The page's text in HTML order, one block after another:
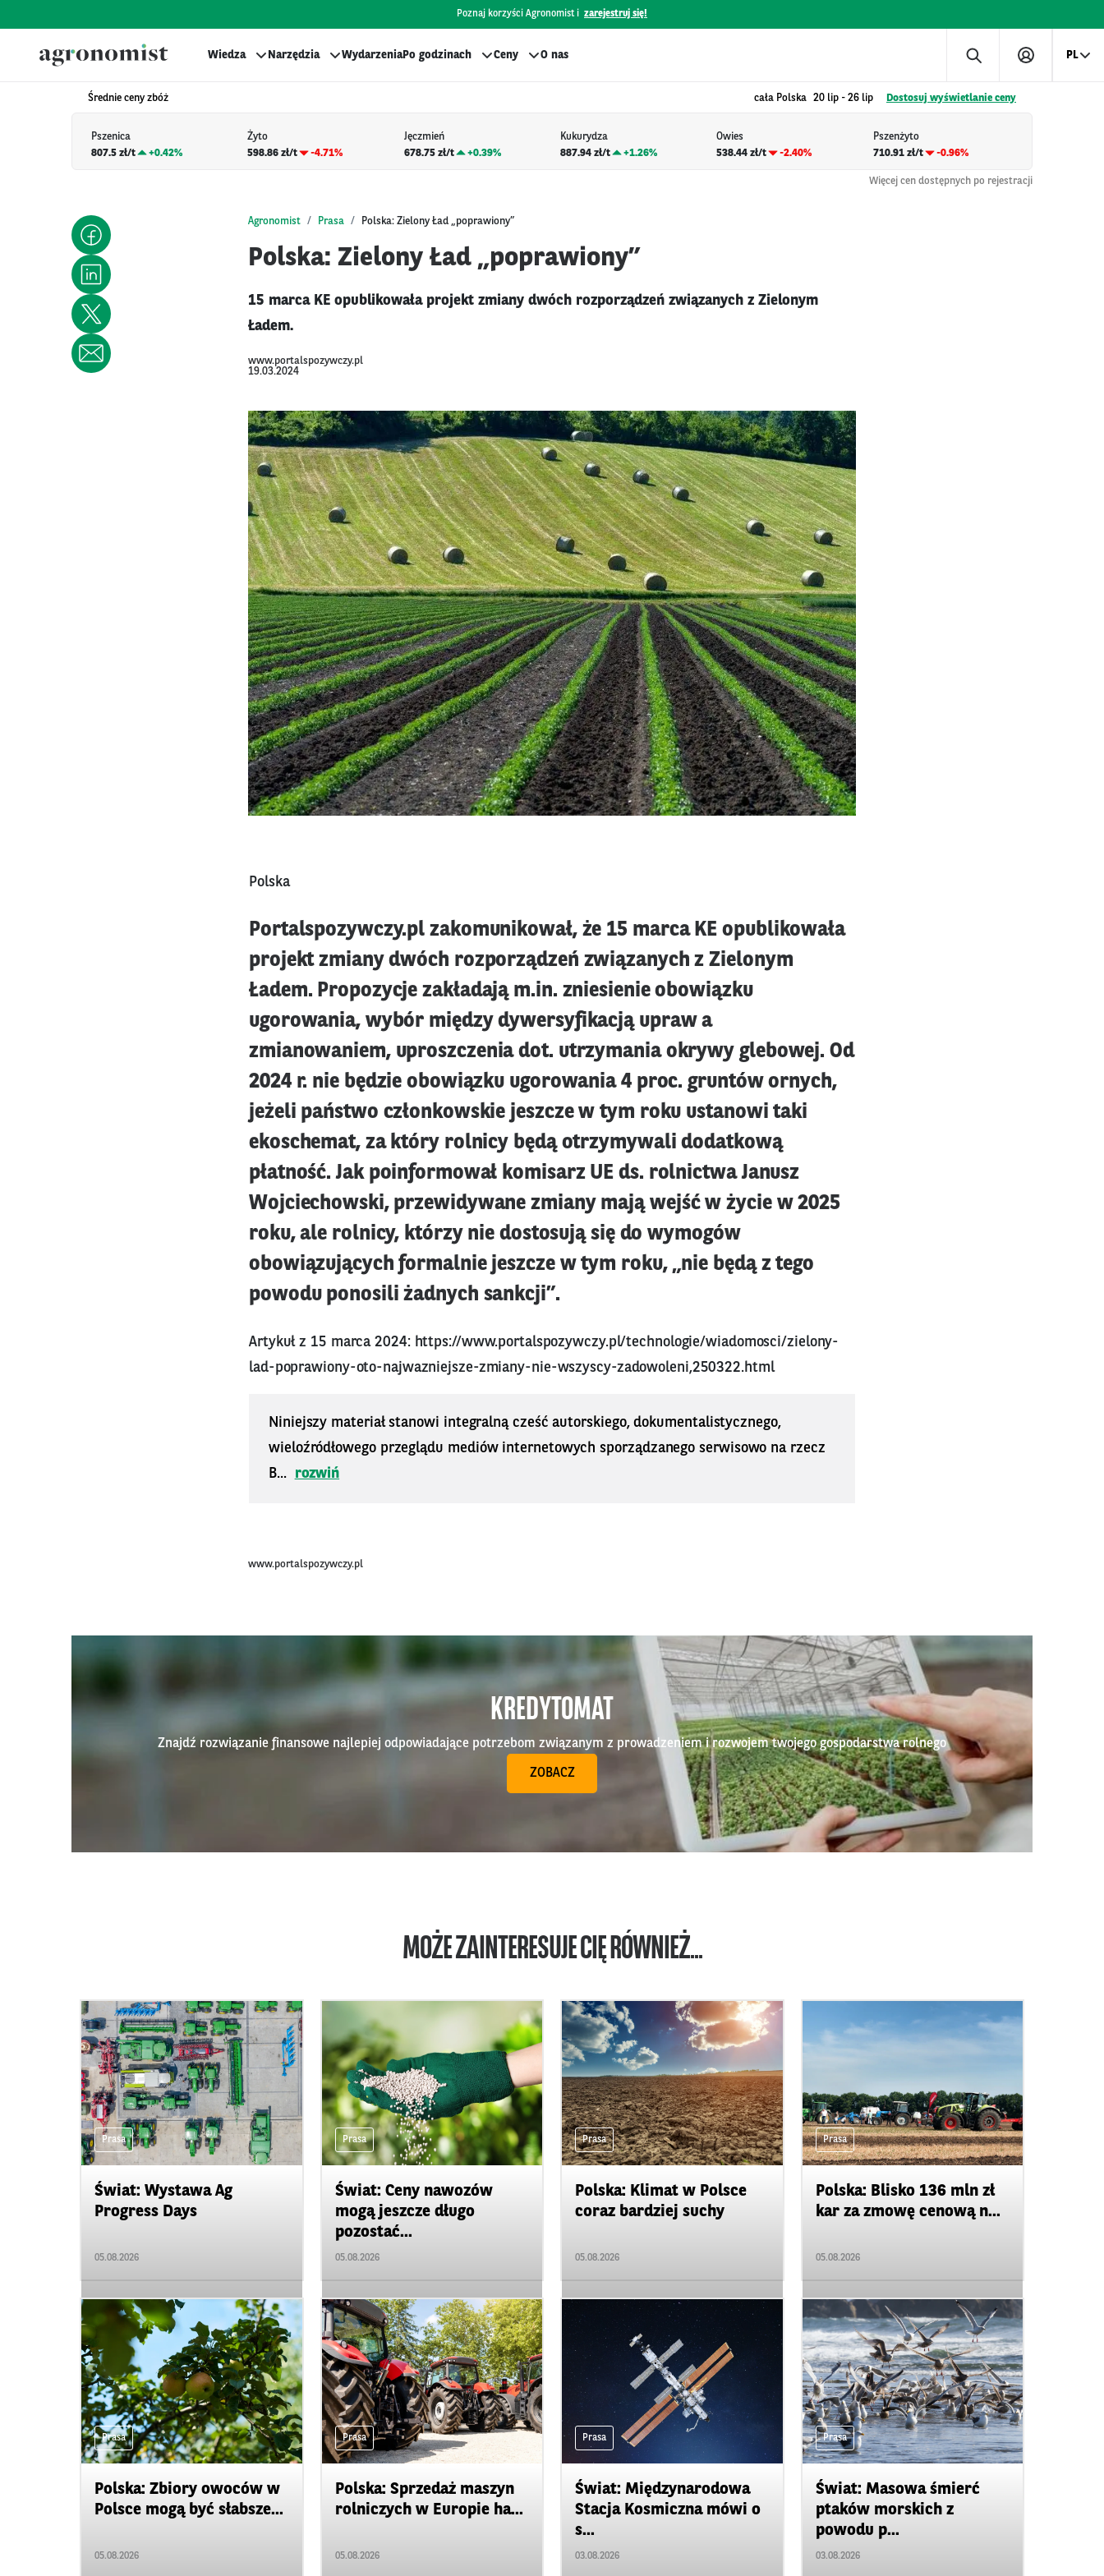
Poznaj korzyści Agronomist i zarejestruj się!
Wiedza Narzędzia WydarzeniaPo godzinach Ceny O nas PL
Średnie ceny zbóż cała Polska 20 lip - 26 lip Dostosuj wyświetlanie ceny
Pszenica
807.5 zł/t
+0.42%
Żyto
598.86 zł/t
-4.71%
Jęczmień
678.75 zł/t
+0.39%
Kukurydza
887.94 zł/t
+1.26%
Owies
538.44 zł/t
-2.40%
Pszenżyto
710.91 zł/t
-0.96%
Więcej cen dostępnych po rejestracji
Agronomist Prasa Polska: Zielony Ład „poprawiony”
Polska: Zielony Ład „poprawiony”
15 marca KE opublikowała projekt zmiany dwóch rozporządzeń związanych z Zielonym
Ładem.
www.portalspozywczy.pl
19.03.2024
Polska
Portalspozywczy.pl zakomunikował, że 15 marca KE opublikowała
projekt zmiany dwóch rozporządzeń związanych z Zielonym
Ładem. Propozycje zakładają m.in. zniesienie obowiązku
ugorowania, wybór między dywersyfikacją upraw a
zmianowaniem, uproszczenia dot. utrzymania okrywy glebowej. Od
2024 r. nie będzie obowiązku ugorowania 4 proc. gruntów ornych,
jeżeli państwo członkowskie jeszcze w tym roku ustanowi taki
ekoschemat, za który rolnicy będą otrzymywali dodatkową
płatność. Jak poinformował komisarz UE ds. rolnictwa Janusz
Wojciechowski, przewidywane zmiany mają wejść w życie w 2025
roku, ale rolnicy, którzy nie dostosują się do wymogów
obowiązujących formalnie jeszcze w tym roku, „nie będą z tego
powodu ponosili żadnych sankcji”.
Artykuł z 15 marca 2024: https://www.portalspozywczy.pl/technologie/wiadomosci/zielony-
lad-poprawiony-oto-najwazniejsze-zmiany-nie-wszyscy-zadowoleni,250322.html
Niniejszy materiał stanowi integralną cześć autorskiego, dokumentalistycznego,
wieloźródłowego przeglądu mediów internetowych sporządzanego serwisowo na rzecz
B...
rozwiń
www.portalspozywczy.pl
KREDYTOMAT
Znajdź rozwiązanie finansowe najlepiej odpowiadające potrzebom związanym z prowadzeniem i rozwojem twojego gospodarstwa rolnego
ZOBACZ
MOŻE ZAINTERESUJE CIĘ RÓWNIEŻ...
Prasa
Świat: Wystawa Ag
Progress Days
05.08.2026
Prasa
Świat: Ceny nawozów
mogą jeszcze długo
pozostać...
05.08.2026
Prasa
Polska: Klimat w Polsce
coraz bardziej suchy
05.08.2026
Prasa
Polska: Blisko 136 mln zł
kar za zmowę cenową n...
05.08.2026
Prasa
Polska: Zbiory owoców w
Polsce mogą być słabsze...
05.08.2026
Prasa
Polska: Sprzedaż maszyn
rolniczych w Europie ha...
05.08.2026
Prasa
Świat: Międzynarodowa
Stacja Kosmiczna mówi o
s...
03.08.2026
Prasa
Świat: Masowa śmierć
ptaków morskich z
powodu p...
03.08.2026